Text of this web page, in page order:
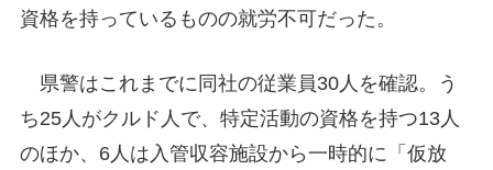
資格を持っているものの就労不可だった。
県警はこれまでに同社の従業員30人を確認。う
ち25人がクルド人で、特定活動の資格を持つ13人
のほか、6人は入管収容施設から一時的に「仮放